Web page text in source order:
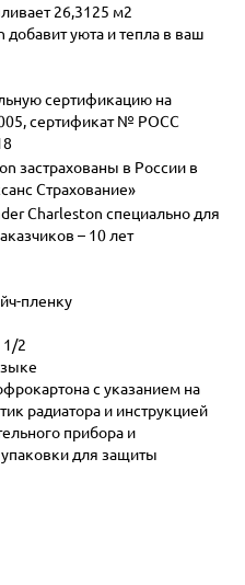
26,3125 м2
уюта и тепла в ваш
сертификацию на
сертификат № POCC
застрахованы в России в
Страхование»
Charleston специально для
– 10 лет
пленку
1/2
с указанием на
радиатора и инструкцией
прибора и
для защиты